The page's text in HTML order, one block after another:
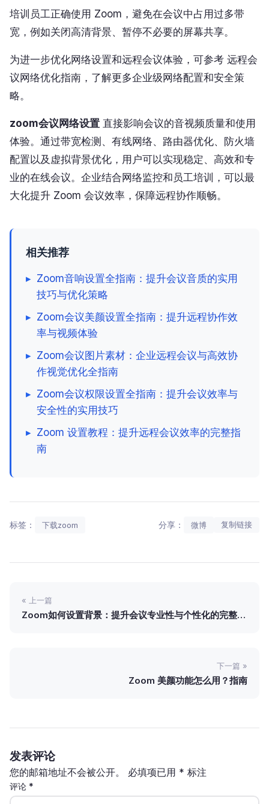
培训员工正确使用 Zoom，避免在会议中占用过多带
宽，例如关闭高清背景、暂停不必要的屏幕共享。
为进一步优化网络设置和远程会议体验，可参考 远程会
议网络优化指南，了解更多企业级网络配置和安全策
略。
zoom会议网络设置 直接影响会议的音视频质量和使用
体验。通过带宽检测、有线网络、路由器优化、防火墙
配置以及虚拟背景优化，用户可以实现稳定、高效和专
业的在线会议。企业结合网络监控和员工培训，可以最
大化提升 Zoom 会议效率，保障远程协作顺畅。
相关推荐
▸ Zoom音响设置全指南：提升会议音质的实用
技巧与优化策略
▸ Zoom会议美颜设置全指南：提升远程协作效
率与视频体验
▸ Zoom会议图片素材：企业远程会议与高效协
作视觉优化全指南
▸ Zoom会议权限设置全指南：提升会议效率与
安全性的实用技巧
▸ Zoom 设置教程：提升远程会议效率的完整指
南
标签： 下载zoom 分享： 微博 复制链接
« 上一篇
Zoom如何设置背景：提升会议专业性与个性化的完整指
下一篇 »
Zoom 美颜功能怎么用？指南
发表评论
您的邮箱地址不会被公开。 必填项已用 * 标注
评论 *